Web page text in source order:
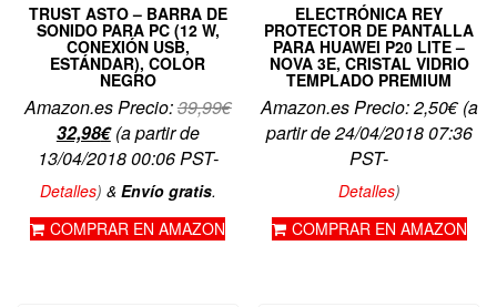
TRUST ASTO – BARRA DE
SONIDO PARA PC (12 W,
CONEXIÓN USB,
ESTÁNDAR), COLOR
NEGRO
Amazon.es Precio:39,99€El
precio
32,98€El
precio
actual
32,98€.
(a partir de
13/04/2018 00:06 PST-
Detalles) & Envío gratis.
COMPRAR EN AMAZON
ELECTRÓNICA REY
PROTECTOR DE PANTALLA
PARA HUAWEI P20 LITE –
NOVA 3E, CRISTAL VIDRIO
TEMPLADO PREMIUM
Amazon.es Precio:2,50€(a
partir de 24/04/2018 07:36
PST-
Detalles)
COMPRAR EN AMAZON